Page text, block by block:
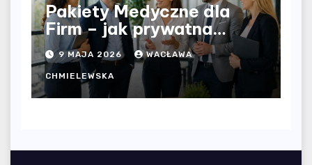
Pakiety Medyczne dla
Firm – jak prywatna
opieka zdrowotna
wpływa na jakość
współpracy w
organizacji?
9 MAJA 2026 WACŁAWA
CHMIELEWSKA